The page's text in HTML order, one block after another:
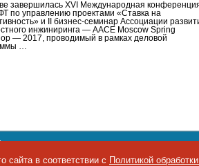
завершилась XVI Международная
по управлению проектами «Ставка на
и II бизнес-семинар Ассоциации
инжиниринга — AACE Moscow Spring
— 2017, проводимый в рамках деловой
…
правах и порядке
E-mail:
siteeditor@iemag.ru
в соответствии с Политикой